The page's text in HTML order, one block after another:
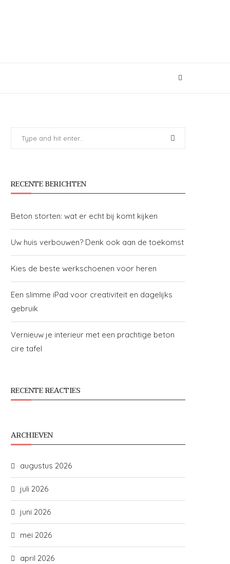
RECENTE BERICHTEN
Beton storten: wat er echt bij komt kijken
Uw huis verbouwen? Denk ook aan de toekomst
Kies de beste werkschoenen voor heren
Een slimme iPad voor creativiteit en dagelijks
gebruik
Vernieuw je interieur met een prachtige beton
cire tafel
RECENTE REACTIES
ARCHIEVEN
augustus 2026
juli 2026
juni 2026
mei 2026
april 2026